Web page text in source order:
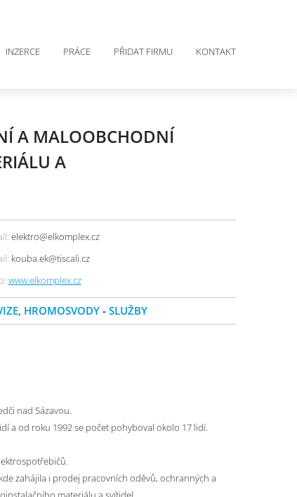
INZERCE PRÁCE PŘIDAT FIRMU KONTAKT
A MALOOBCHODNÍ
A
elektro@elkomplex.cz
kouba.ek@tiscali.cz
www.elkomplex.cz
HROMOSVODY -SLUŽBY
nad Sázavou.
a od roku 1992 se počet pohyboval okolo 17 lidí.
zahájila i prodej pracovních oděvů, ochranných a